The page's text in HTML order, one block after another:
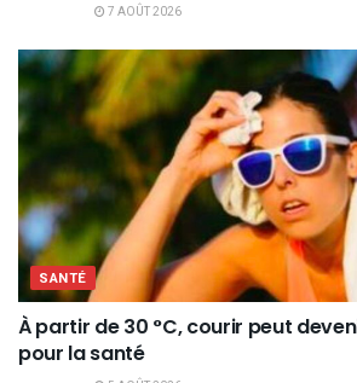
7 AOÛT 2026
SANTÉ
À partir de 30 °C, courir peut
pour la santé